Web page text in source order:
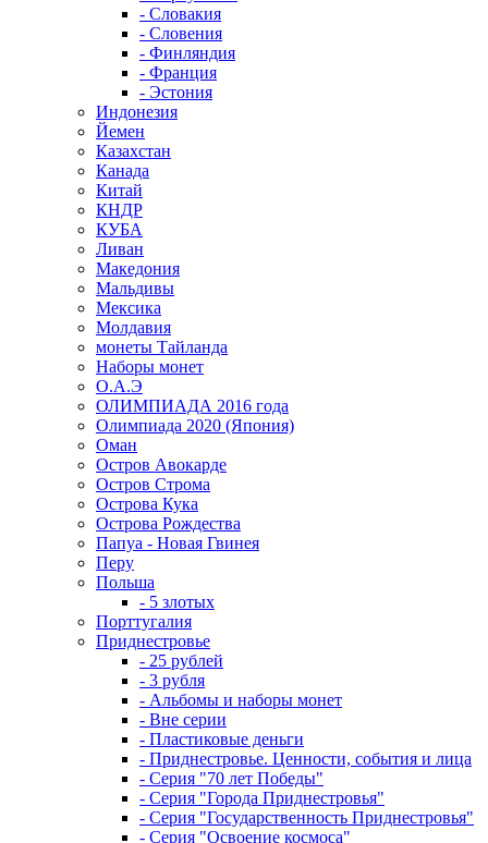
- Словакия
- Словения
- Финляндия
- Франция
- Эстония
Индонезия
Йемен
Казахстан
Канада
Китай
КНДР
КУБА
Ливан
Македония
Мальдивы
Мексика
Молдавия
монеты Тайланда
Наборы монет
О.А.Э
ОЛИМПИАДА 2016 года
Олимпиада 2020 (Япония)
Оман
Остров Авокарде
Остров Строма
Острова Кука
Острова Рождества
Папуа - Новая Гвинея
Перу
Польша
- 5 злотых
Порттугалия
Приднестровье
- 25 рублей
- 3 рубля
- Альбомы и наборы монет
- Вне серии
- Пластиковые деньги
- Приднестровье. Ценности, события и лица
- Серия "70 лет Победы"
- Серия "Города Приднестровья"
- Серия "Государственность Приднестровья"
- Серия "Освоение космоса"